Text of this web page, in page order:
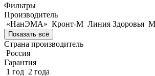
Фильтры
Производитель
«НанЭМА» Кронт-М Линия Здоровья
Показать всё
Страна производитель
Россия
Гарантия
1 год 2 года